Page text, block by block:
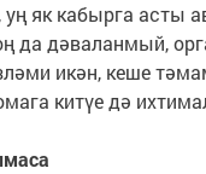
уң як кабырга асты
да дәваланмый,
икән, кеше
китүе дә